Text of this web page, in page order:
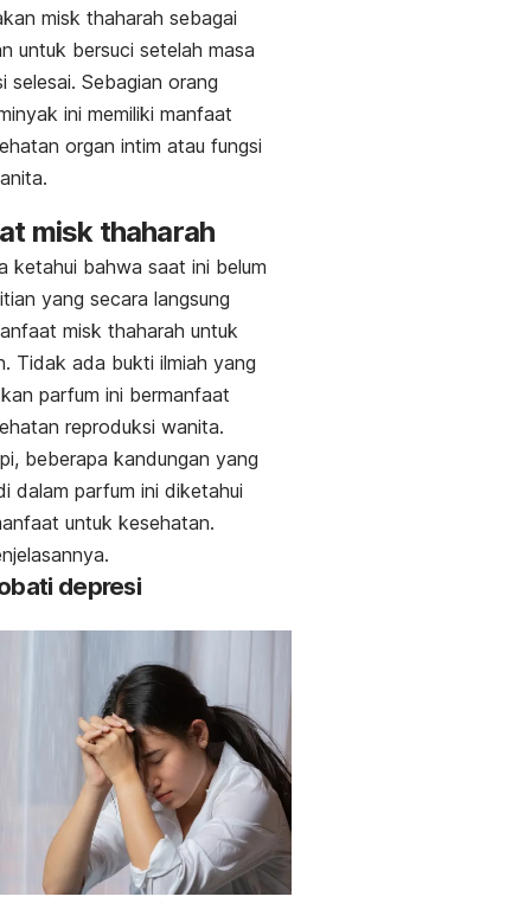
misk thaharah sebagai
untuk bersuci setelah masa
selesai. Sebagian orang
ini memiliki manfaat
organ intim atau fungsi
misk thaharah
ketahui bahwa saat ini belum
yang secara langsung
misk thaharah untuk
Tidak ada bukti ilmiah yang
parfum ini bermanfaat
reproduksi wanita.
beberapa kandungan yang
dalam parfum ini diketahui
untuk kesehatan.
depresi